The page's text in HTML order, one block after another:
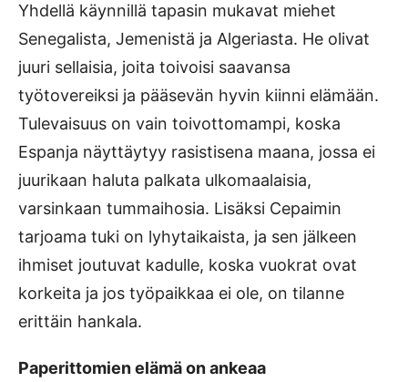
Yhdellä käynnillä tapasin mukavat miehet
Senegalista, Jemenistä ja Algeriasta. He olivat
juuri sellaisia, joita toivoisi saavansa
työtovereiksi ja pääsevän hyvin kiinni elämään.
Tulevaisuus on vain toivottomampi, koska
Espanja näyttäytyy rasistisena maana, jossa ei
juurikaan haluta palkata ulkomaalaisia,
varsinkaan tummaihosia. Lisäksi Cepaimin
tarjoama tuki on lyhytaikaista, ja sen jälkeen
ihmiset joutuvat kadulle, koska vuokrat ovat
korkeita ja jos työpaikkaa ei ole, on tilanne
erittäin hankala.
Paperittomien elämä on ankeaa